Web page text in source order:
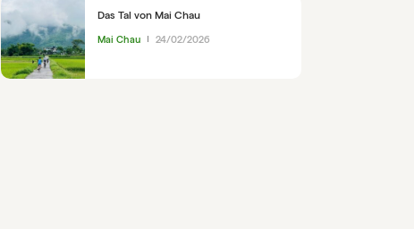
Das Tal von Mai Chau
Mai Chau 24/02/2026